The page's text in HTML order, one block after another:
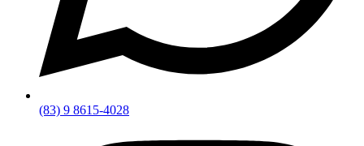
(83) 9 8615-4028